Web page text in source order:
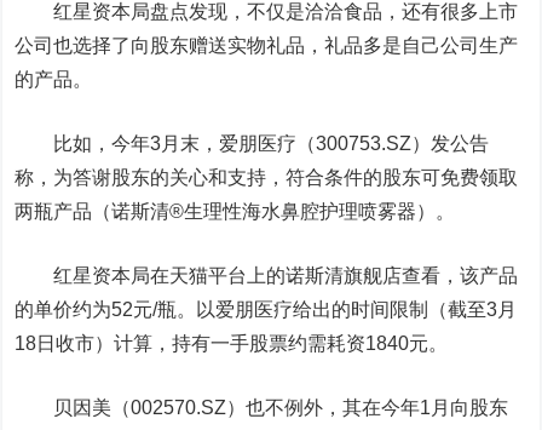
红星资本局盘点发现，不仅是洽洽食品，还有很多上市
公司也选择了向股东赠送实物礼品，礼品多是自己公司生产
的产品。
比如，今年3月末， 爱朋医疗 （300753.SZ）发公告
称，为答谢股东的关心和支持，符合条件的股东可免费领取
两瓶产品（诺斯清®生理性海水鼻腔护理喷雾器）。
红星资本局在天猫平台上的诺斯清旗舰店查看，该产品
的单价约为52元/瓶。以爱朋医疗给出的时间限制（截至3月
18日收市）计算，持有一手股票约需耗资1840元。
贝因美 （002570.SZ）也不例外，其在今年1月向股东